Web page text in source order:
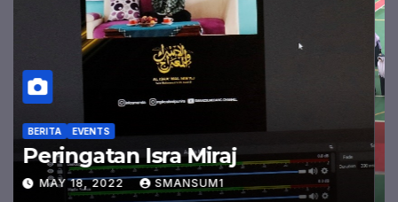
BERITA EVENTS
Serah Terima Jabatan
Pengurus OSIS & MPK
2021/2022
MAY 18, 2022 SMANSUM1